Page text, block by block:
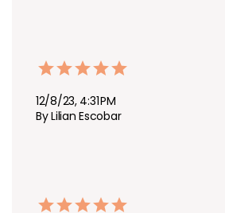
12/8/23, 4:31 PM
By Lilian Escobar